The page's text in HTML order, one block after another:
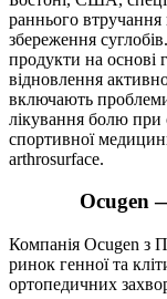
раннього
збереження
продукти на основі
відновлення
включають
лікування болю при
спортивної
arthrosurface.
Ocugen
Компанія Ocugen з
ринок генної та
ортопедичних